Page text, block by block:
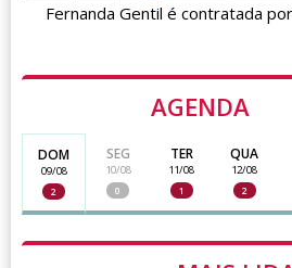
AGENDA
DOM
09/08
2
SEG
10/08
0
TER
11/08
1
QUA
12/08
2
Fernanda Gentil é contratada